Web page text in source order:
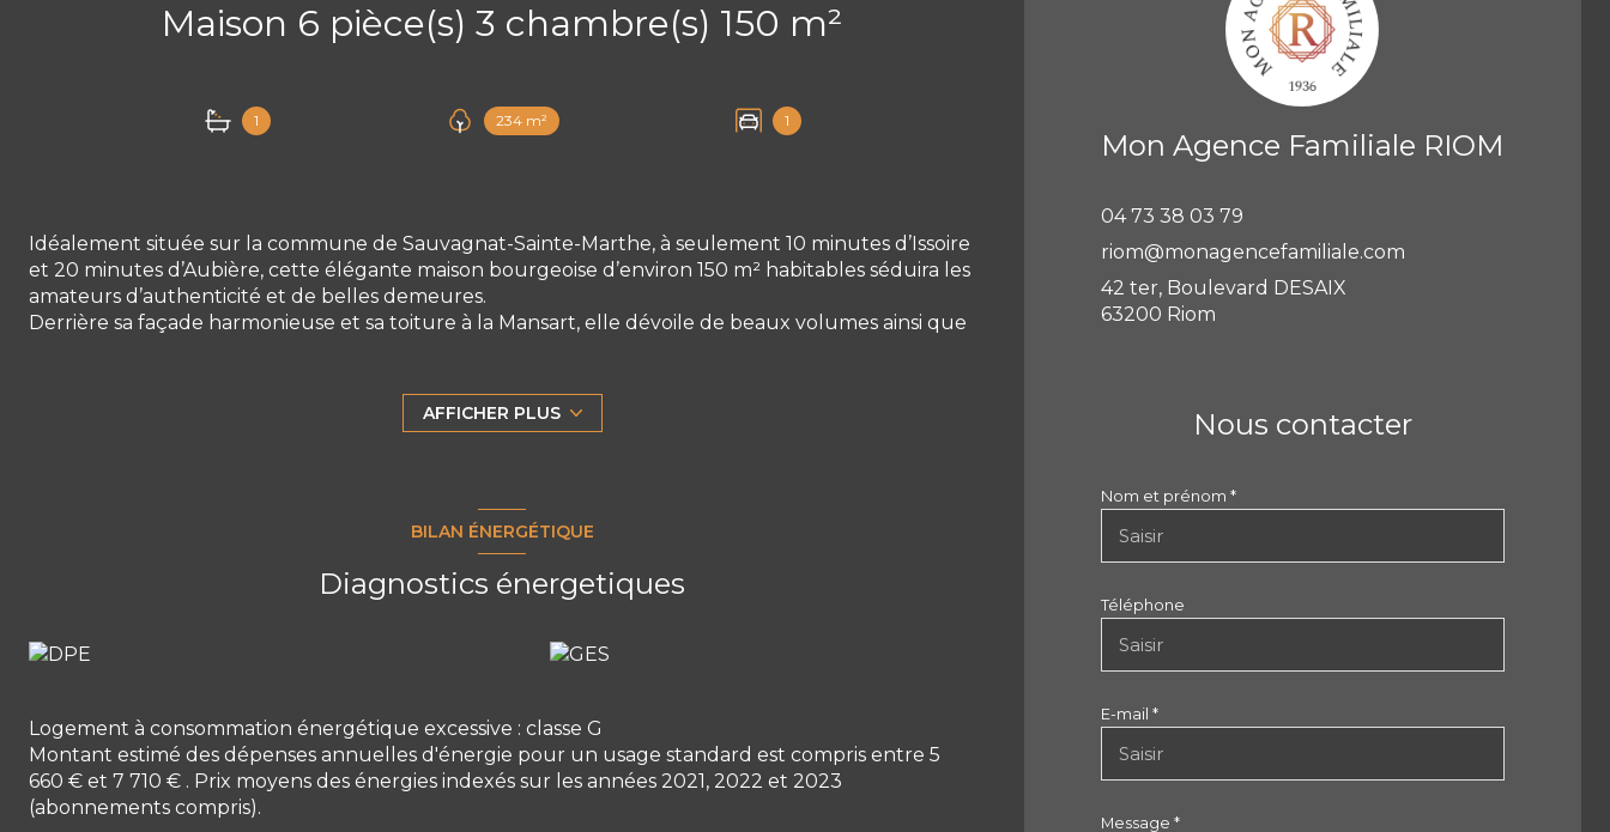
Maison 6 pièce(s) 3 chambre(s) 150 m²
1 234 m² 1
Idéalement située sur la commune de Sauvagnat-Sainte-Marthe, à seulement 10 minutes d’Issoire
et 20 minutes d’Aubière, cette élégante maison bourgeoise d’environ 150 m² habitables séduira les
amateurs d’authenticité et de belles demeures.
Derrière sa façade harmonieuse et sa toiture à la Mansart, elle dévoile de beaux volumes ainsi que
véranda ouvrant sur une agréable terrasse intimiste.
Le demi-niveau inférieur accueille une chaufferie/buanderie.
superbe charpente traditionnelle apparente, parfaitement conservée, offrant un beau potentiel
pour la création d’une suite parentale, d’un espace de loisirs ou de pièces supplémentaires selon
Un garage et une cave complètent ce bien.
Chauffage central au fioul.
Pour plus d’informations ou pour organiser une visite, contactez Antoine au 06 68 42 42 39.
AFFICHER PLUS
BILAN ÉNERGÉTIQUE
Diagnostics énergetiques
Logement à consommation énergétique excessive : classe G
Montant estimé des dépenses annuelles d'énergie pour un usage standard est compris entre 5
660 € et 7 710 € . Prix moyens des énergies indexés sur les années 2021, 2022 et 2023
(abonnements compris).
Mon Agence Familiale RIOM
04 73 38 03 79
riom@monagencefamiliale.com
42 ter, Boulevard DESAIX
63200 Riom
Nous contacter
Nom et prénom *
Téléphone
E-mail *
Message *